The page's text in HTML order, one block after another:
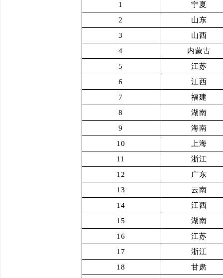
1
宁夏
2
山东
3
山西
4
内蒙古
5
江苏
6
江西
7
福建
8
湖南
9
海南
10
上海
11
浙江
12
广东
13
云南
14
江西
15
湖南
16
江苏
17
浙江
18
甘肃